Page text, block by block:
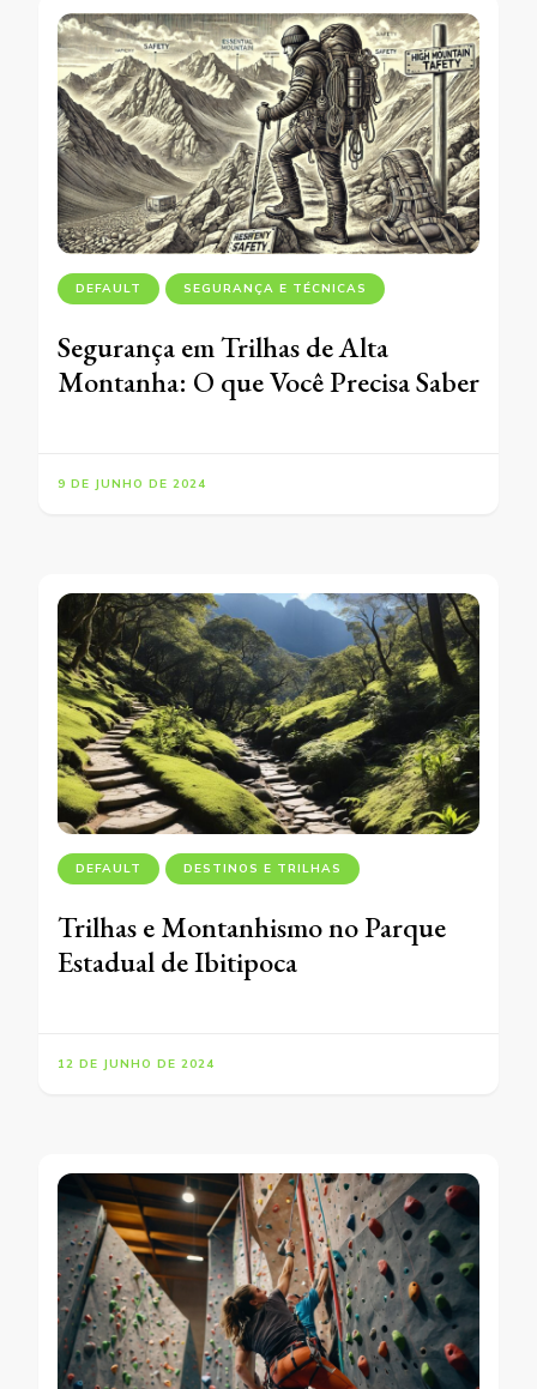
DEFAULT SEGURANÇA E TÉCNICAS
Segurança em Trilhas de Alta
Montanha: O que Você Precisa Saber
9 DE JUNHO DE 2024
DEFAULT DESTINOS E TRILHAS
Trilhas e Montanhismo no Parque
Estadual de Ibitipoca
12 DE JUNHO DE 2024